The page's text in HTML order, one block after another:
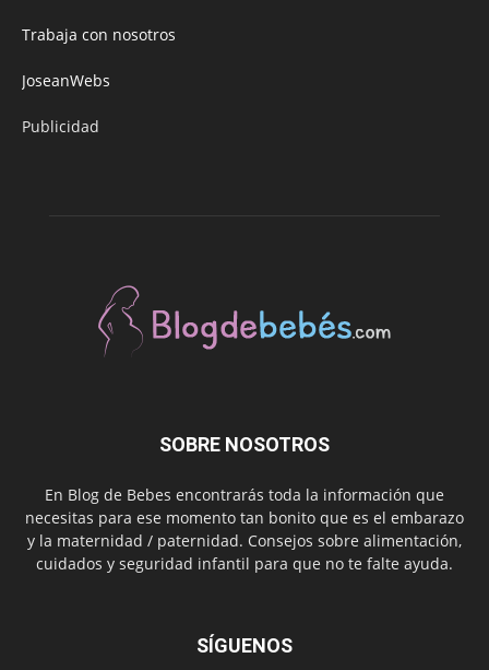
Trabaja con nosotros
JoseanWebs
Publicidad
SOBRE NOSOTROS
En Blog de Bebes encontrarás toda la información que
necesitas para ese momento tan bonito que es el embarazo
y la maternidad / paternidad. Consejos sobre alimentación,
cuidados y seguridad infantil para que no te falte ayuda.
SÍGUENOS